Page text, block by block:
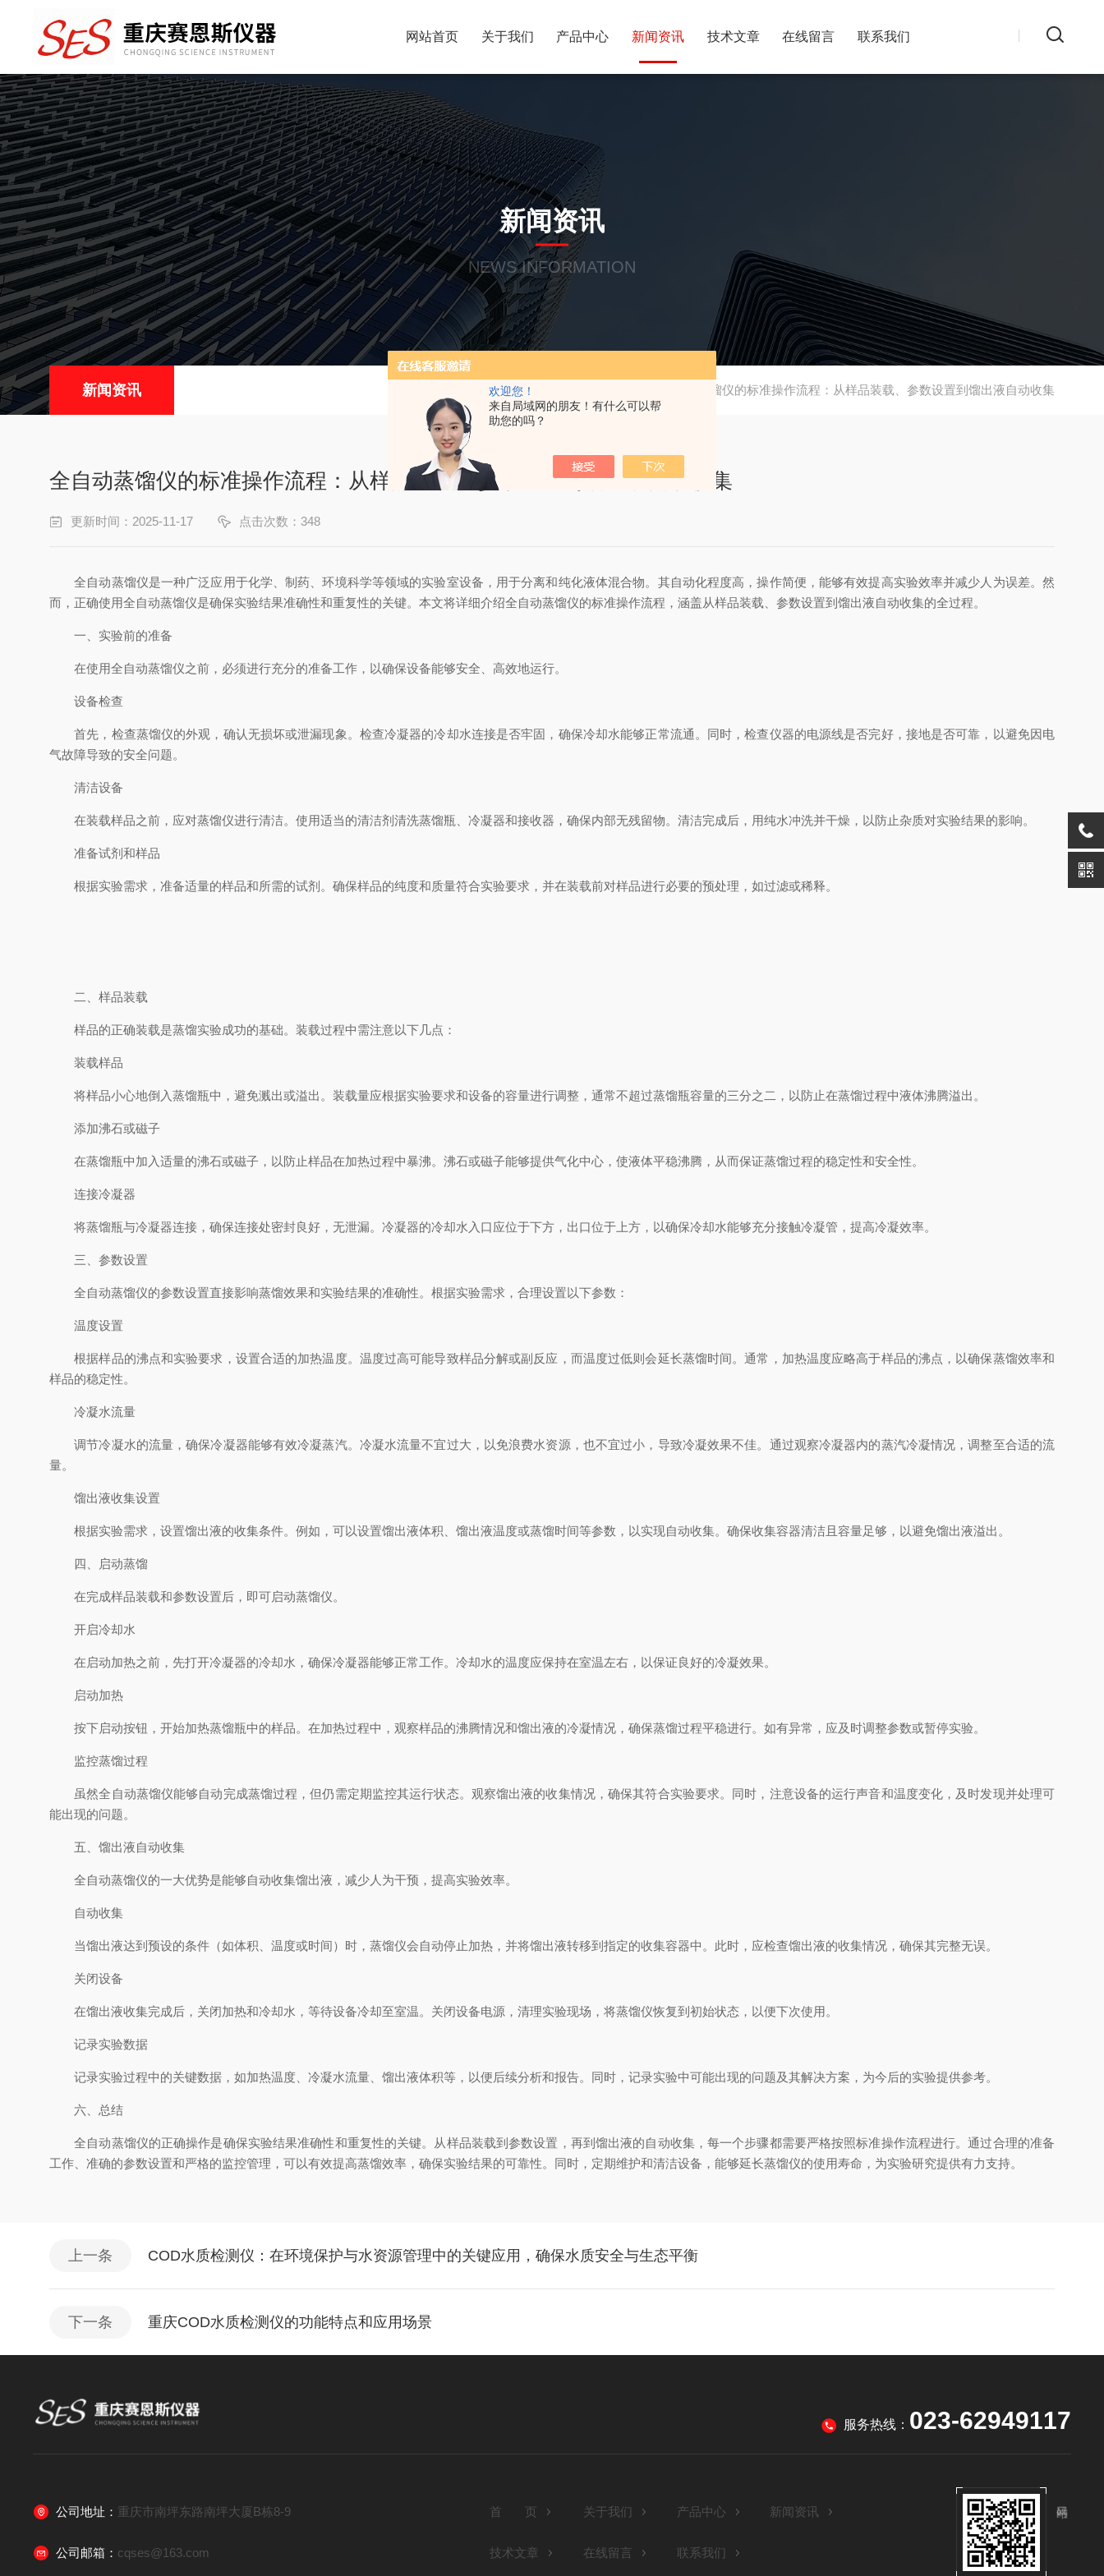
欢迎您！
来自局域网的朋友！有什么可以帮
助您的吗？
网站首页 关于我们 产品中心 新闻资讯 技术文章 在线留言 联系我们
新闻资讯
NEWS INFORMATION
新闻资讯 当前位置： 全自动蒸馏仪的标准操作流程：从样品装载、参数设置到馏出液自动收集
全自动蒸馏仪的标准操作流程：从样品装载、参数设置到馏出液自动收集
更新时间：2025-11-17 点击次数：348
全自动蒸馏仪是一种广泛应用于化学、制药、环境科学等领域的实验室设备，用于分离和纯化液体混合物。其自动化程度高，操作简便，能够有效提高实验效率并减少人为误差。然
而，正确使用全自动蒸馏仪是确保实验结果准确性和重复性的关键。本文将详细介绍全自动蒸馏仪的标准操作流程，涵盖从样品装载、参数设置到馏出液自动收集的全过程。
一、实验前的准备
在使用全自动蒸馏仪之前，必须进行充分的准备工作，以确保设备能够安全、高效地运行。
设备检查
首先，检查蒸馏仪的外观，确认无损坏或泄漏现象。检查冷凝器的冷却水连接是否牢固，确保冷却水能够正常流通。同时，检查仪器的电源线是否完好，接地是否可靠，以避免因电
气故障导致的安全问题。
清洁设备
在装载样品之前，应对蒸馏仪进行清洁。使用适当的清洁剂清洗蒸馏瓶、冷凝器和接收器，确保内部无残留物。清洁完成后，用纯水冲洗并干燥，以防止杂质对实验结果的影响。
准备试剂和样品
根据实验需求，准备适量的样品和所需的试剂。确保样品的纯度和质量符合实验要求，并在装载前对样品进行必要的预处理，如过滤或稀释。
二、样品装载
样品的正确装载是蒸馏实验成功的基础。装载过程中需注意以下几点：
装载样品
将样品小心地倒入蒸馏瓶中，避免溅出或溢出。装载量应根据实验要求和设备的容量进行调整，通常不超过蒸馏瓶容量的三分之二，以防止在蒸馏过程中液体沸腾溢出。
添加沸石或磁子
在蒸馏瓶中加入适量的沸石或磁子，以防止样品在加热过程中暴沸。沸石或磁子能够提供气化中心，使液体平稳沸腾，从而保证蒸馏过程的稳定性和安全性。
连接冷凝器
将蒸馏瓶与冷凝器连接，确保连接处密封良好，无泄漏。冷凝器的冷却水入口应位于下方，出口位于上方，以确保冷却水能够充分接触冷凝管，提高冷凝效率。
三、参数设置
全自动蒸馏仪的参数设置直接影响蒸馏效果和实验结果的准确性。根据实验需求，合理设置以下参数：
温度设置
根据样品的沸点和实验要求，设置合适的加热温度。温度过高可能导致样品分解或副反应，而温度过低则会延长蒸馏时间。通常，加热温度应略高于样品的沸点，以确保蒸馏效率和
样品的稳定性。
冷凝水流量
调节冷凝水的流量，确保冷凝器能够有效冷凝蒸汽。冷凝水流量不宜过大，以免浪费水资源，也不宜过小，导致冷凝效果不佳。通过观察冷凝器内的蒸汽冷凝情况，调整至合适的流
量。
馏出液收集设置
根据实验需求，设置馏出液的收集条件。例如，可以设置馏出液体积、馏出液温度或蒸馏时间等参数，以实现自动收集。确保收集容器清洁且容量足够，以避免馏出液溢出。
四、启动蒸馏
在完成样品装载和参数设置后，即可启动蒸馏仪。
开启冷却水
在启动加热之前，先打开冷凝器的冷却水，确保冷凝器能够正常工作。冷却水的温度应保持在室温左右，以保证良好的冷凝效果。
启动加热
按下启动按钮，开始加热蒸馏瓶中的样品。在加热过程中，观察样品的沸腾情况和馏出液的冷凝情况，确保蒸馏过程平稳进行。如有异常，应及时调整参数或暂停实验。
监控蒸馏过程
虽然全自动蒸馏仪能够自动完成蒸馏过程，但仍需定期监控其运行状态。观察馏出液的收集情况，确保其符合实验要求。同时，注意设备的运行声音和温度变化，及时发现并处理可
能出现的问题。
五、馏出液自动收集
全自动蒸馏仪的一大优势是能够自动收集馏出液，减少人为干预，提高实验效率。
自动收集
当馏出液达到预设的条件（如体积、温度或时间）时，蒸馏仪会自动停止加热，并将馏出液转移到指定的收集容器中。此时，应检查馏出液的收集情况，确保其完整无误。
关闭设备
在馏出液收集完成后，关闭加热和冷却水，等待设备冷却至室温。关闭设备电源，清理实验现场，将蒸馏仪恢复到初始状态，以便下次使用。
记录实验数据
记录实验过程中的关键数据，如加热温度、冷凝水流量、馏出液体积等，以便后续分析和报告。同时，记录实验中可能出现的问题及其解决方案，为今后的实验提供参考。
六、总结
全自动蒸馏仪的正确操作是确保实验结果准确性和重复性的关键。从样品装载到参数设置，再到馏出液的自动收集，每一个步骤都需要严格按照标准操作流程进行。通过合理的准备
工作、准确的参数设置和严格的监控管理，可以有效提高蒸馏效率，确保实验结果的可靠性。同时，定期维护和清洁设备，能够延长蒸馏仪的使用寿命，为实验研究提供有力支持。
上一条 COD水质检测仪：在环境保护与水资源管理中的关键应用，确保水质安全与生态平衡
下一条 重庆COD水质检测仪的功能特点和应用场景
服务热线： 023-62949117
公司地址： 重庆市南坪东路南坪大厦B栋8-9
公司邮箱： cqses@163.com
首 页 关于我们 产品中心 新闻资讯
技术文章 在线留言 联系我们